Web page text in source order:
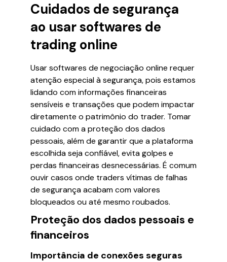
Cuidados de segurança
ao usar softwares de
trading online
Usar softwares de negociação online requer
atenção especial à segurança, pois estamos
lidando com informações financeiras
sensíveis e transações que podem impactar
diretamente o patrimônio do trader. Tomar
cuidado com a proteção dos dados
pessoais, além de garantir que a plataforma
escolhida seja confiável, evita golpes e
perdas financeiras desnecessárias. É comum
ouvir casos onde traders vítimas de falhas
de segurança acabam com valores
bloqueados ou até mesmo roubados.
Proteção dos dados pessoais e
financeiros
Importância de conexões seguras